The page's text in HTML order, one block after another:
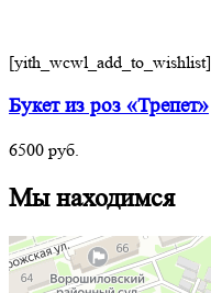
[yith_wcwl_add_to_wishlist]
Букет из роз «Трепет»
6500 руб.
Мы находимся